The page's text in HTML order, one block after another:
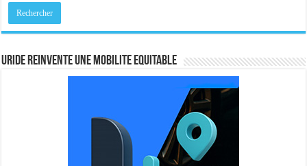
URIDE REINVENTE UNE MOBILITE EQUITABLE